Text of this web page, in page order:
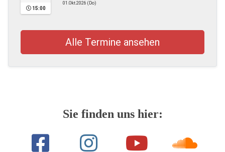
15:00
01.Okt.2026 (Do)
Alle Termine ansehen
Sie finden uns hier: